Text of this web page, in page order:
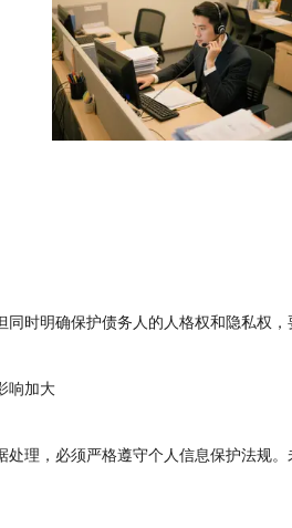
明确保护债务人的人格权和隐私权，
响加大
，必须严格遵守个人信息保护法规。